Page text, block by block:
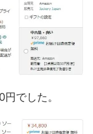
でした。